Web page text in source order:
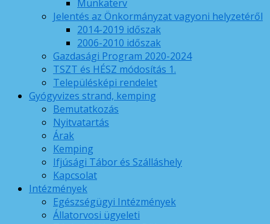
Munkaterv
Jelentés az Önkormányzat vagyoni helyzetéről
2014-2019 időszak
2006-2010 időszak
Gazdasági Program 2020-2024
TSZT és HÉSZ módosítás 1.
Településképi rendelet
Gyógyvizes strand, kemping
Bemutatkozás
Nyitvatartás
Árak
Kemping
Ifjúsági Tábor és Szálláshely
Kapcsolat
Intézmények
Egészségügyi Intézmények
Állatorvosi ügyeleti